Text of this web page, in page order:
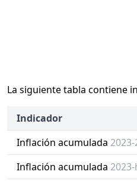
La siguiente tabla contiene
Indicador
Inflación acumulada
Inflación acumulada